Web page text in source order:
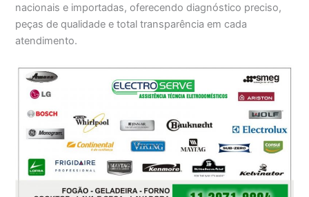
nacionais e importadas, oferecendo diagnóstico preciso,
peças de qualidade e total transparência em cada
atendimento.